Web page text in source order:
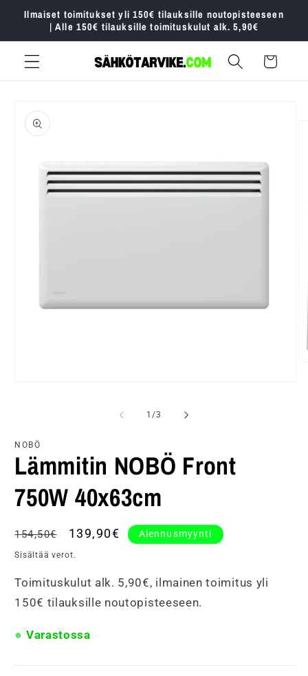
siirry
sisältöön
Ilmaiset toimitukset yli 150€ tilauksille noutopisteeseen
| Alle 150€ tilauksille toimituskulut alk. 5,90€
Ostoskori
tuotetietoihin
1//3
NOBÖ
Lämmitin NOBÖ Front
750W 40x63cm
Normaalihinta
154,50€ Alennushinta
139,90€ Alennusmyynti
Sisältää verot.
Toimituskulut alk. 5,90€, ilmainen toimitus yli
150€ tilauksille noutopisteeseen.
Varastossa